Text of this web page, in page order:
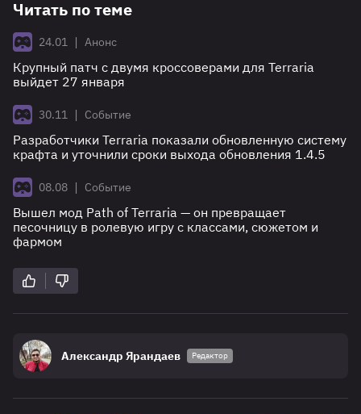
Читать по теме
24.01 | Анонс
Крупный патч с двумя кроссоверами для Terraria
выйдет 27 января
30.11 | Событие
Разработчики Terraria показали обновленную систему
крафта и уточнили сроки выхода обновления 1.4.5
08.08 | Событие
Вышел мод Path of Terraria — он превращает
песочницу в ролевую игру с классами, сюжетом и
фармом
Александр Ярандаев Редактор